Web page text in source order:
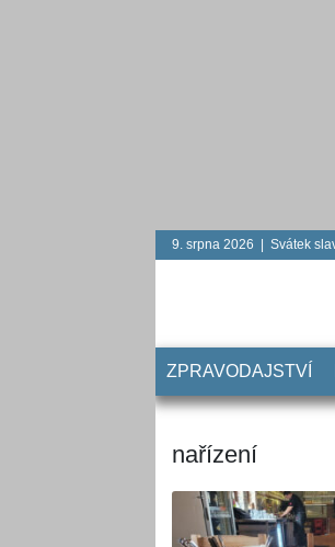
9. srpna 2026 | Svátek
ZPRAVODAJSTVÍ
nařízení